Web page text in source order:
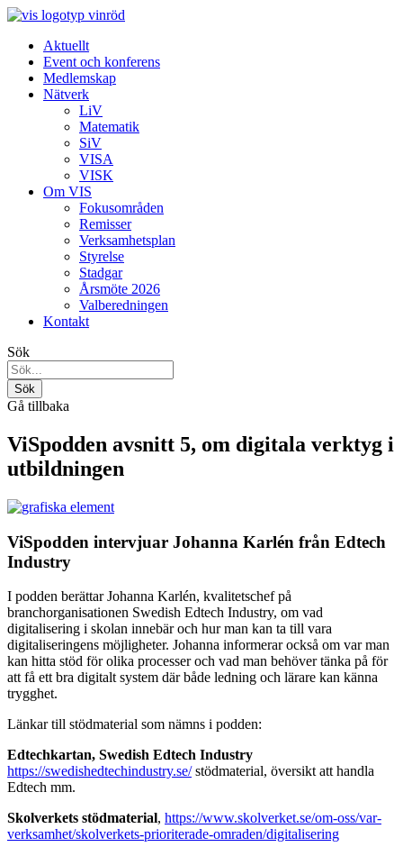
Aktuellt
Event och konferens
Medlemskap
Nätverk
LiV
Matematik
SiV
VISA
VISK
Om VIS
Fokusområden
Remisser
Verksamhetsplan
Styrelse
Stadgar
Årsmöte 2026
Valberedningen
Kontakt
Sök
Gå tillbaka
ViSpodden avsnitt 5, om digitala verktyg i
utbildningen
ViSpodden intervjuar Johanna Karlén från Edtech
Industry
I podden berättar Johanna Karlén, kvalitetschef på
branchorganisationen Swedish Edtech Industry, om vad
digitalisering i skolan innebär och hur man kan ta till vara
digitaliseringens möjligheter. Johanna informerar också om var man
kan hitta stöd för olika processer och vad man behöver tänka på för
att få ett bra digitalt system där både ledning och lärare kan känna
trygghet.
Länkar till stödmaterial som nämns i podden:
Edtechkartan, Swedish Edtech Industry
https://swedishedtechindustry.se/stödmaterial, översikt att handla
Edtech mm.
Skolverkets stödmaterial, https://www.skolverket.se/om-oss/var-
verksamhet/skolverkets-prioriterade-omraden/digitalisering